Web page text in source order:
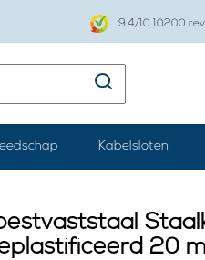
9.4/10 10200
Kabelsloten
20